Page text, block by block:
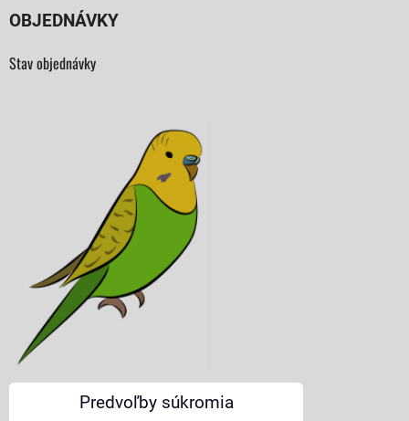
OBJEDNÁVKY
Stav objednávky
Predvoľby súkromia